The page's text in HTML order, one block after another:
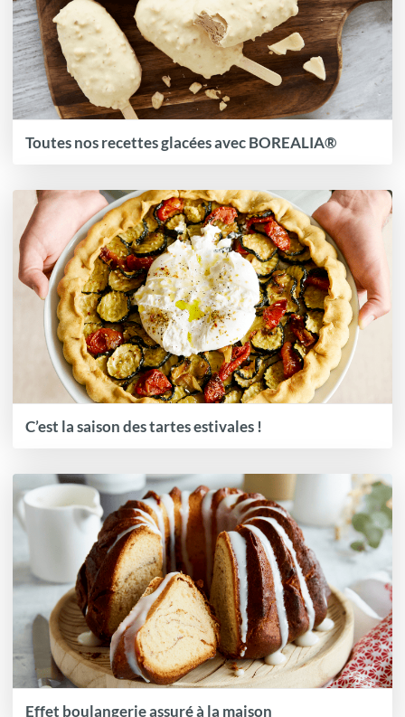
Toutes nos recettes glacées avec BOREALIA®
C’est la saison des tartes estivales !
Effet boulangerie assuré à la maison